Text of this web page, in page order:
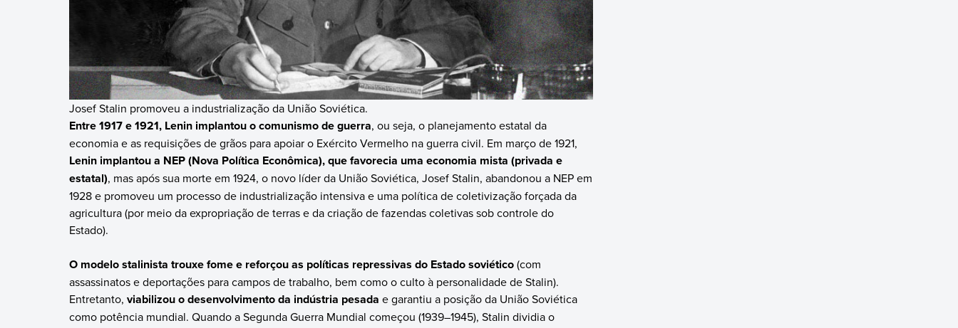
Josef Stalin promoveu a industrialização da União Soviética.
Entre 1917 e 1921, Lenin implantou o comunismo de guerra, ou seja, o planejamento estatal da
economia e as requisições de grãos para apoiar o Exército Vermelho na guerra civil. Em março de 1921,
Lenin implantou a NEP (Nova Política Econômica), que favorecia uma economia mista (privada e
estatal), mas após sua morte em 1924, o novo líder da União Soviética, Josef Stalin, abandonou a NEP em
1928 e promoveu um processo de industrialização intensiva e uma política de coletivização forçada da
agricultura (por meio da expropriação de terras e da criação de fazendas coletivas sob controle do
Estado).
O modelo stalinista trouxe fome e reforçou as políticas repressivas do Estado soviético(com
assassinatos e deportações para campos de trabalho, bem como o culto à personalidade de Stalin).
Entretanto, viabilizou o desenvolvimento da indústria pesada e garantiu a posição da União Soviética
como potência mundial. Quando a Segunda Guerra Mundial começou (1939–1945), Stalin dividia o